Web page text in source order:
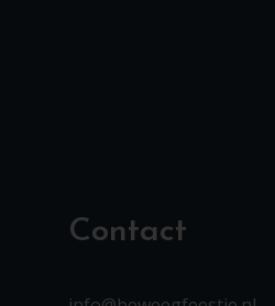
Contact